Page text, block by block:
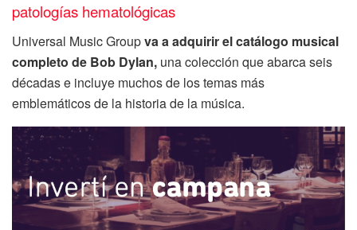
patologías hematológicas
Universal Music Groupva a adquirir el catálogo musical
completo de Bob Dylan, una colección que abarca seis
décadas e incluye muchos de los temas más
emblemáticos de la historia de la música.